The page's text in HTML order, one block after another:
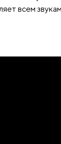
всем